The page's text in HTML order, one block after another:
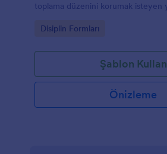
toplama düzenini korumak isteyen
şablonudur.
Go to Category:
Disiplin Formları
Şablon Kullan
Önizleme